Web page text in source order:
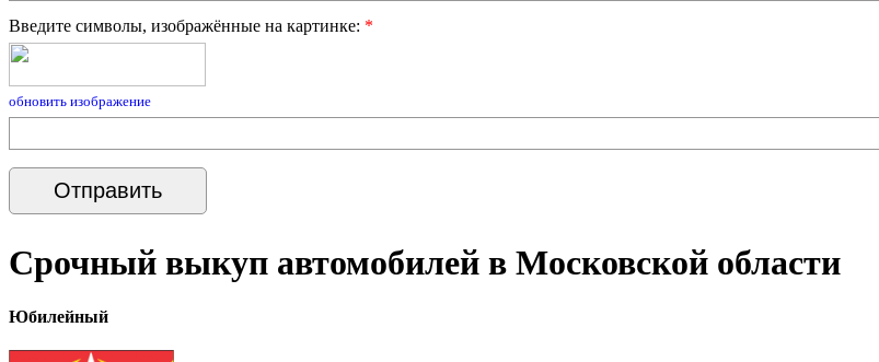
Введите символы, изображённые на картинке: *
обновить изображение
Срочный выкуп автомобилей в Московской области
Юбилейный